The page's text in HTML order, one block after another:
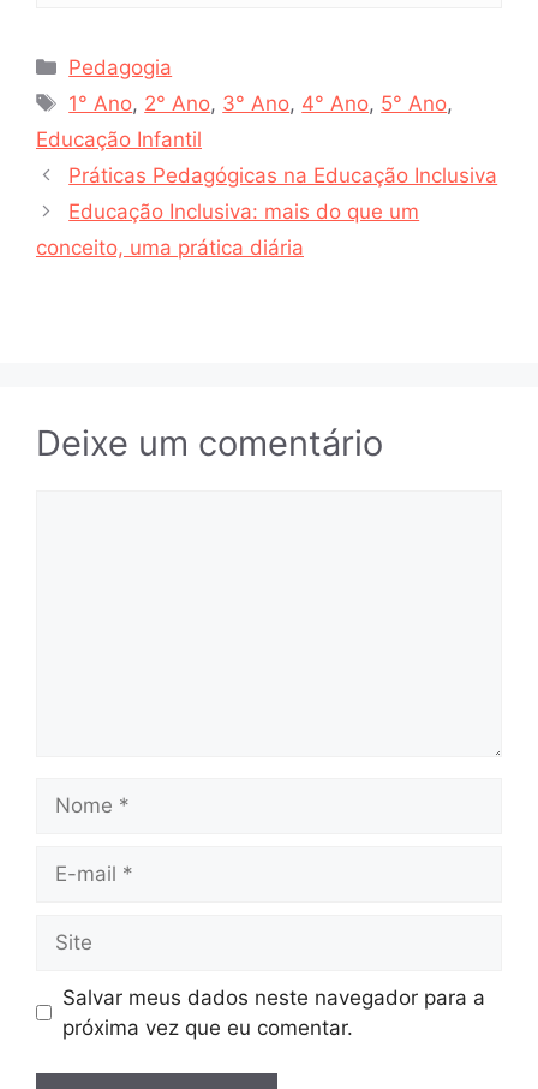
Categorias
Pedagogia
Tags
1° Ano, 2° Ano, 3° Ano, 4° Ano, 5° Ano,
Educação Infantil
Práticas Pedagógicas na Educação Inclusiva
Educação Inclusiva: mais do que um
conceito, uma prática diária
Deixe um comentário
mail
Salvar meus dados neste navegador para a
próxima vez que eu comentar.